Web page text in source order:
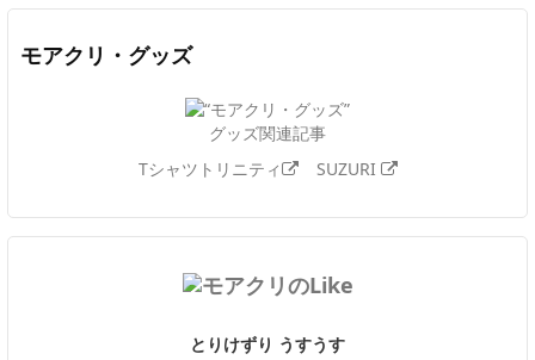
モアクリ・グッズ
グッズ関連記事
Tシャツトリニティ
SUZURI
とりけずり うすうす